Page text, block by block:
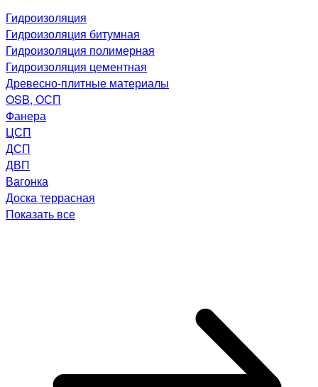
Гидроизоляция
Гидроизоляция битумная
Гидроизоляция полимерная
Гидроизоляция цементная
Древесно-плитные материалы
OSB, ОСП
Фанера
ЦСП
ДСП
ДВП
Вагонка
Доска террасная
Показать все